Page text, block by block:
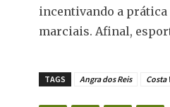
incentivando a prática
marciais. Afinal,
TAGS Angra dos Reis Costa